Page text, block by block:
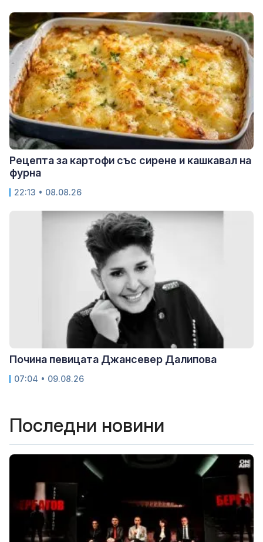
Рецепта за картофи със сирене и кашкавал на
фурна
22:13 • 08.08.26
Почина певицата Джансевер Далипова
07:04 • 09.08.26
Последни новини